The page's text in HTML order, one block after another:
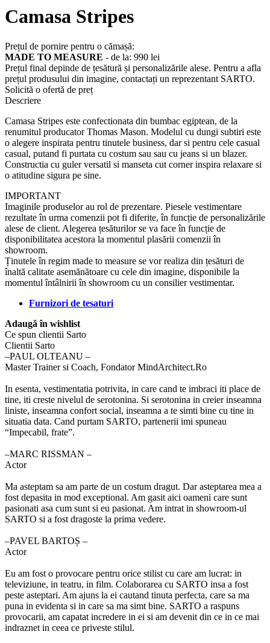
Camasa Stripes
Prețul de pornire pentru o cămașă:
MADE TO MEASURE - de la: 990 lei
Prețul final depinde de țesătură și personalizările alese. Pentru a afla
prețul produsului din imagine, contactați un reprezentant SARTO.
Solicită o ofertă de preț
Descriere
Camasa Stripes este confectionata din bumbac egiptean, de la
renumitul producator Thomas Mason. Modelul cu dungi subtiri este
o alegere inspirata pentru tinutele business, dar si pentru cele casual
casual, putand fi purtata cu costum sau sau cu jeans si un blazer.
Constructia cu guler versatil si manseta cut corner inspira relaxare si
o atitudine sigura pe sine.
IMPORTANT
Imaginile produselor au rol de prezentare. Piesele vestimentare
rezultate în urma comenzii pot fi diferite, în funcție de personalizările
alese de client. Alegerea țesăturilor se va face în funcție de
disponibilitatea acestora la momentul plasării comenzii în
showroom.
Ținutele în regim made to measure se vor realiza din țesături de
înaltă calitate asemănătoare cu cele din imagine, disponibile la
momentul întâlnirii în showroom cu un consilier vestimentar.
Furnizori de tesaturi
Adaugă în wishlist
Ce spun clientii Sarto
Clientii Sarto
‒PAUL OLTEANU –
Master Trainer si Coach, Fondator MindArchitect.Ro
In esenta, vestimentatia potrivita, in care cand te imbraci iti place de
tine, iti creste nivelul de serotonina. Si serotonina in creier inseamna
liniste, inseamna confort social, inseamna a te simti bine cu tine in
situatia data. Cand purtam SARTO, partenerii imi spuneau
“Impecabil, frate”.
‒MARC RISSMAN –
Actor
Ma asteptam sa am parte de un costum dragut. Dar asteptarea mea a
fost depasita in mod exceptional. Am gasit aici oameni care sunt
pasionati asa cum sunt si eu pasionat. Am intrat in showroom-ul
SARTO si a fost dragoste la prima vedere.
‒PAVEL BARTOȘ –
Actor
Eu am fost o provocare pentru orice stilist cu care am lucrat: in
televiziune, in teatru, in film. Colaborarea cu SARTO insa a fost
peste asteptari. Am ajuns la ei cautand tinuta perfecta, care sa ma
puna in evidenta si in care sa ma simt bine. SARTO a raspuns
provocarii, am capatat incredere in ei si am devenit din ce in ce mai
indraznet in ceea ce priveste stilul.